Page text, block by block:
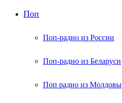
Поп
Поп-радио из России
Поп-радио из Беларуси
Поп радио из Молдовы